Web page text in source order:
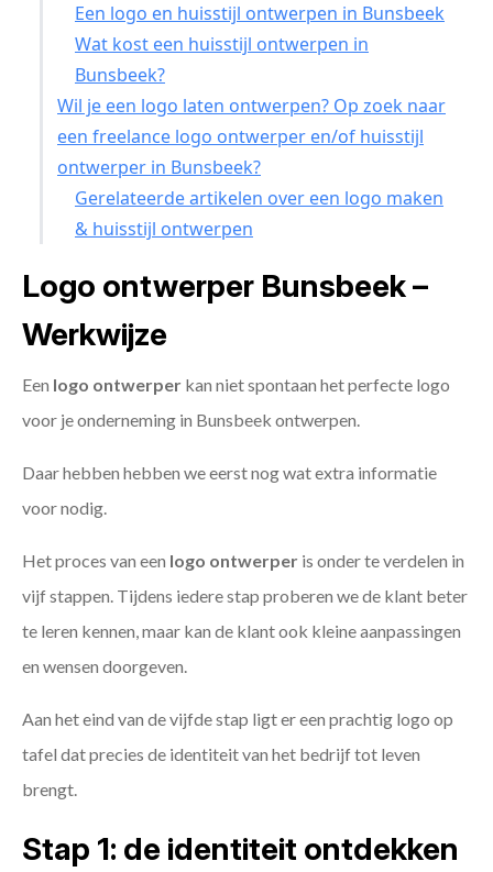
Een logo en huisstijl ontwerpen in Bunsbeek
Wat kost een huisstijl ontwerpen in
Bunsbeek?
Wil je een logo laten ontwerpen? Op zoek naar
een freelance logo ontwerper en/of huisstijl
ontwerper in Bunsbeek?
Gerelateerde artikelen over een logo maken
& huisstijl ontwerpen
Logo ontwerper Bunsbeek –
Werkwijze
Een logo ontwerper kan niet spontaan het perfecte logo
voor je onderneming in Bunsbeek ontwerpen.
Daar hebben hebben we eerst nog wat extra informatie
voor nodig.
Het proces van een logo ontwerper is onder te verdelen in
vijf stappen. Tijdens iedere stap proberen we de klant beter
te leren kennen, maar kan de klant ook kleine aanpassingen
en wensen doorgeven.
Aan het eind van de vijfde stap ligt er een prachtig logo op
tafel dat precies de identiteit van het bedrijf tot leven
brengt.
Stap 1: de identiteit ontdekken